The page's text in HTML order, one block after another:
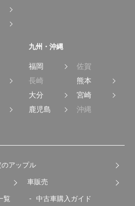
九州・沖縄
福岡
佐賀
長崎
熊本
大分
宮崎
鹿児島
沖縄
アップル
覧
車販売
中古車購入ガイド